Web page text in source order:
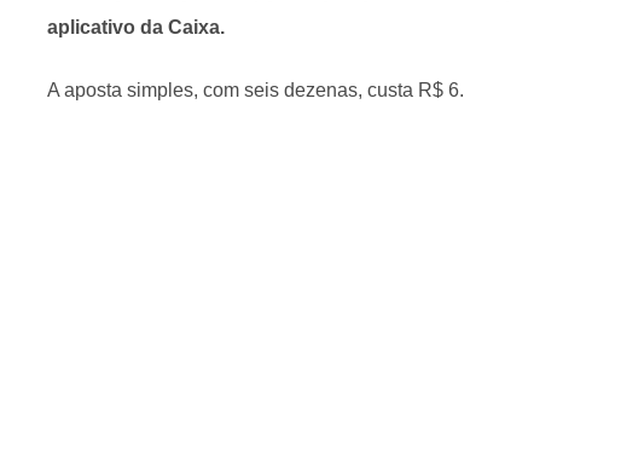
aplicativo da Caixa.
A aposta simples, com seis dezenas, custa R$ 6.